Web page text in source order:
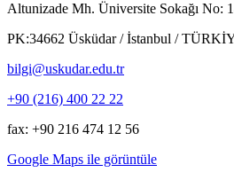
Altunizade Mh. Üniversite Sokağı No:
PK:34662 Üsküdar / İstanbul /
bilgi@uskudar.edu.tr
+90 (216) 400 22 22
fax: +90 216 474 12 56
Google Maps ile görüntüle